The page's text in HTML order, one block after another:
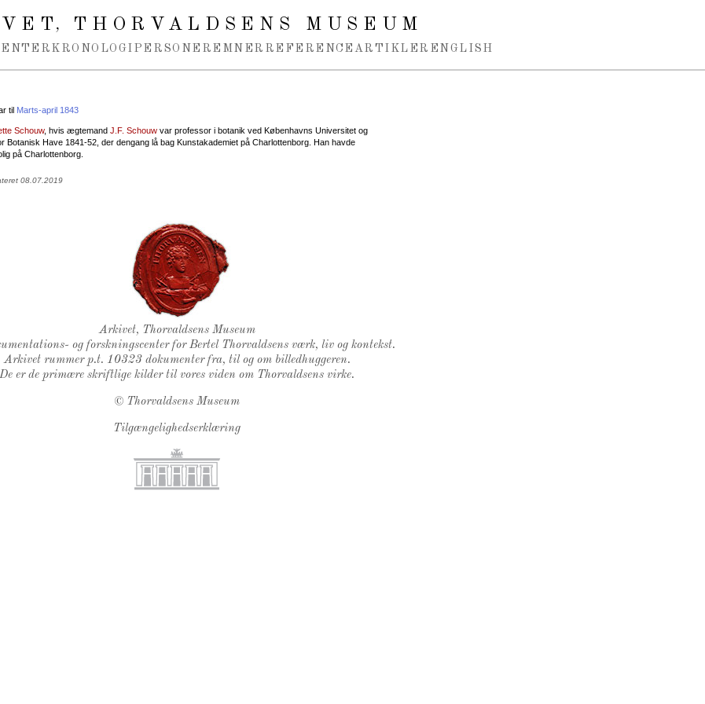
, THORVALDSENS MUSEUM
KRONOLOGI PERSONER EMNER REFERENCEARTIKLER ENGLISH
til Marts-april 1843
Schouw, hvis ægtemand J.F. Schouw var professor i botanik ved Københavns Universitet og
Botanisk Have 1841-52, der dengang lå bag Kunstakademiet på Charlottenborg. Han havde
på Charlottenborg.
08.07.2019
Thorvaldsens Segl
Arkivet, Thorvaldsens Museum
og forskningscenter for Bertel Thorvaldsens værk, liv og kontekst.
Arkivet rummer p.t. 10323 dokumenter fra, til og om billedhuggeren.
De er de primære skriftlige kilder til vores viden om Thorvaldsens virke.
© Thorvaldsens Museum
Tilgængelighedserklæring